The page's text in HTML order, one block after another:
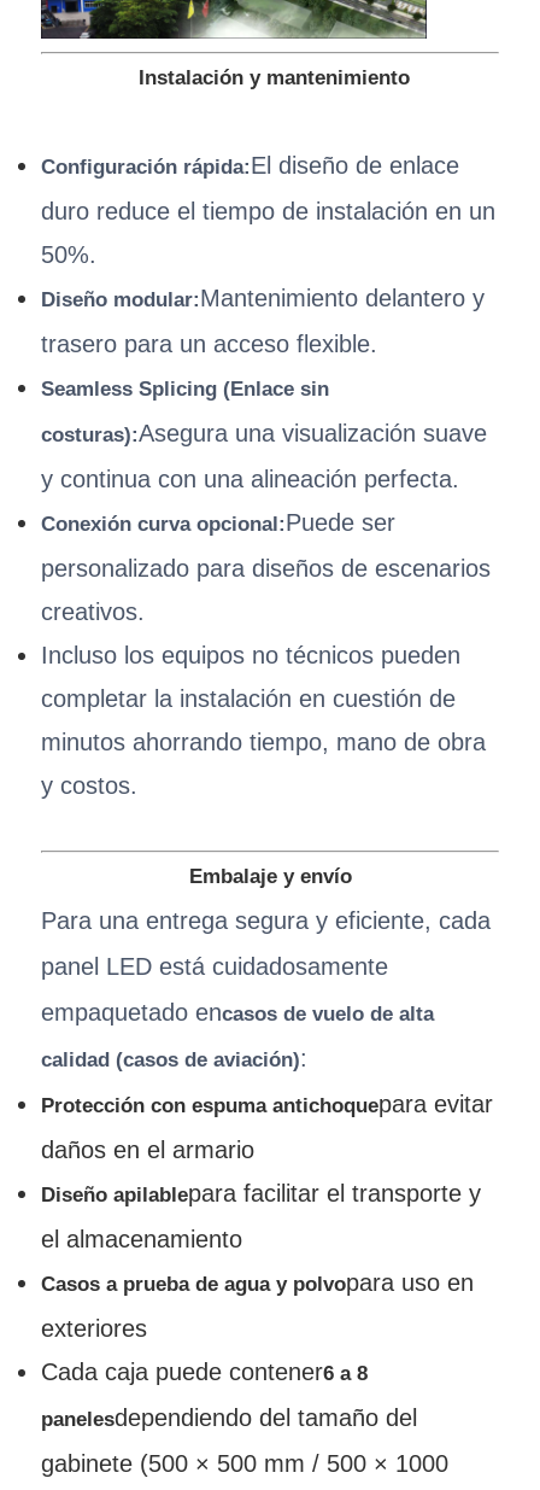
Instalación y mantenimiento
Configuración rápida:El diseño de enlace
duro reduce el tiempo de instalación en un
50%.
Diseño modular:Mantenimiento delantero y
trasero para un acceso flexible.
Seamless Splicing (Enlace sin
costuras):Asegura una visualización suave
y continua con una alineación perfecta.
Conexión curva opcional:Puede ser
personalizado para diseños de escenarios
creativos.
Incluso los equipos no técnicos pueden
completar la instalación en cuestión de
minutos ahorrando tiempo, mano de obra
y costos.
Embalaje y envío
Para una entrega segura y eficiente, cada
panel LED está cuidadosamente
empaquetado encasos de vuelo de alta
calidad (casos de aviación):
Protección con espuma antichoquepara evitar
daños en el armario
Diseño apilablepara facilitar el transporte y
el almacenamiento
Casos a prueba de agua y polvopara uso en
exteriores
Cada caja puede contener6 a 8
panelesdependiendo del tamaño del
gabinete (500 × 500 mm / 500 × 1000